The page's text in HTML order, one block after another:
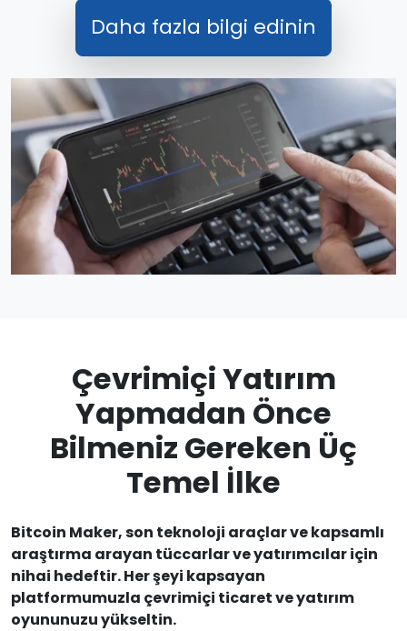
Daha fazla bilgi edinin
Çevrimiçi Yatırım
Yapmadan Önce
Bilmeniz Gereken Üç
Temel İlke
Bitcoin Maker, son teknoloji araçlar ve kapsamlı
araştırma arayan tüccarlar ve yatırımcılar için
nihai hedeftir. Her şeyi kapsayan
platformumuzla çevrimiçi ticaret ve yatırım
oyununuzu yükseltin.